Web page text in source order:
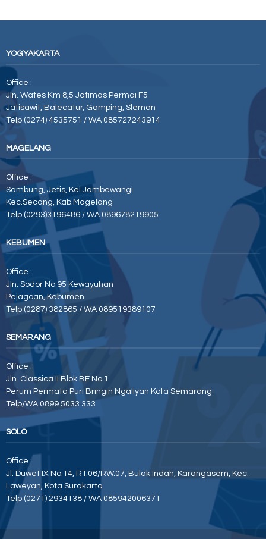
YOGYAKARTA
Office :
Jln. Wates Km 8,5 Jatimas Permai F5
Jatisawit, Balecatur, Gamping, Sleman
Telp (0274) 4535751 / WA 085727243914
MAGELANG
Office :
Sambung, Jetis, Kel.Jambewangi
Kec.Secang, Kab.Magelang
Telp (0293)3196486 / WA 089678219905
KEBUMEN
Office :
Jln. Sodor No 95 Kewayuhan
Pejagoan, Kebumen
Telp (0287) 382865 / WA 089519389107
SEMARANG
Office :
Jln. Classica II Blok BE No.1
Perum Permata Puri Bringin Ngaliyan Kota Semarang
Telp/WA 0899 5033 333
SOLO
Office :
Jl. Duwet IX No.14, RT.06/RW.07, Bulak Indah, Karangasem, Kec.
Laweyan, Kota Surakarta
Telp (0271) 2934138 / WA 085942006371